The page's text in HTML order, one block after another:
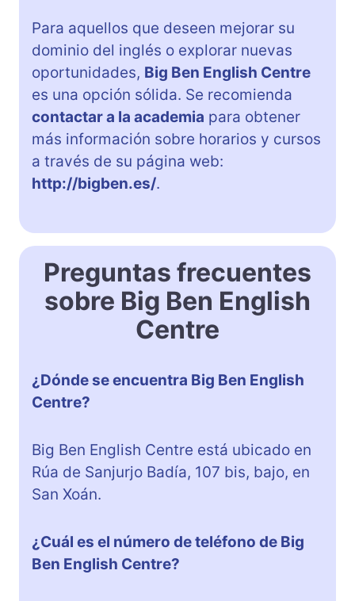
Para aquellos que deseen mejorar su
dominio del inglés o explorar nuevas
oportunidades, Big Ben English Centre
es una opción sólida. Se recomienda
contactar a la academia para obtener
más información sobre horarios y cursos
a través de su página web:
http://bigben.es/.
Preguntas frecuentes
sobre Big Ben English
Centre
¿Dónde se encuentra Big Ben English
Centre?
Big Ben English Centre está ubicado en
Rúa de Sanjurjo Badía, 107 bis, bajo, en
San Xoán.
¿Cuál es el número de teléfono de Big
Ben English Centre?